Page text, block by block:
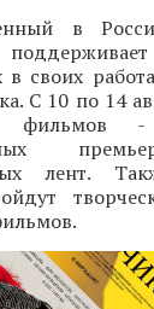
в
своих
С 10 по 14
фильмов
лент.